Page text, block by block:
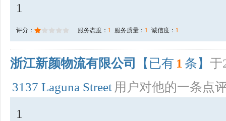
1
评分： 服务态度： 1 服务质量： 1 诚信度： 1
浙江新颜物流有限公司 【已有 1 条】 于
3137 Laguna Street 用户对他的一条点
1